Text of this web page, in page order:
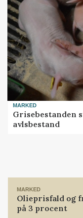
MARKED
Grisebestanden
avlsbestand
MARKED
Olieprisfald og
på 3 procent